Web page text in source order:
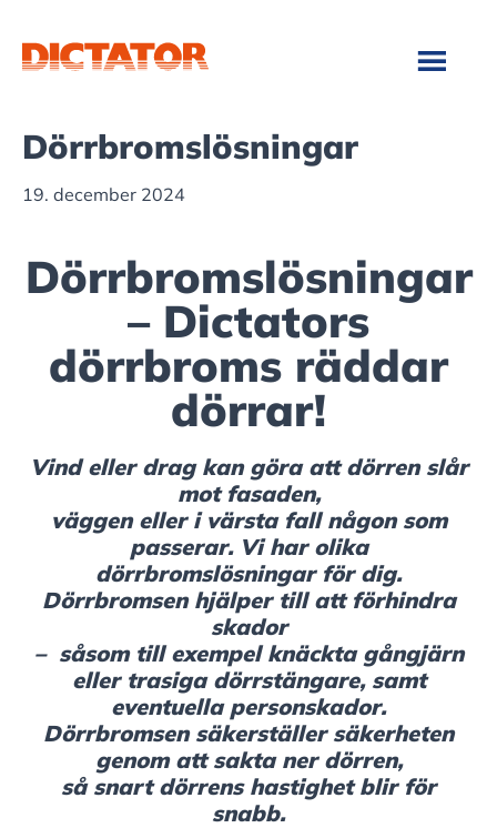
huvudinnehåll
sidfot
Dörrbromslösningar
19. december 2024
Dörrbromslösningar
– Dictators
dörrbroms räddar
dörrar!
Vind eller drag kan göra att dörren slår
mot fasaden,
väggen eller i värsta fall någon som
passerar. Vi har olika
dörrbromslösningar för dig.
Dörrbromsen hjälper till att förhindra
skador
– såsom till exempel knäckta gångjärn
eller trasiga dörrstängare, samt
eventuella personskador.
Dörrbromsen säkerställer säkerheten
genom att sakta ner dörren,
så snart dörrens hastighet blir för
snabb.